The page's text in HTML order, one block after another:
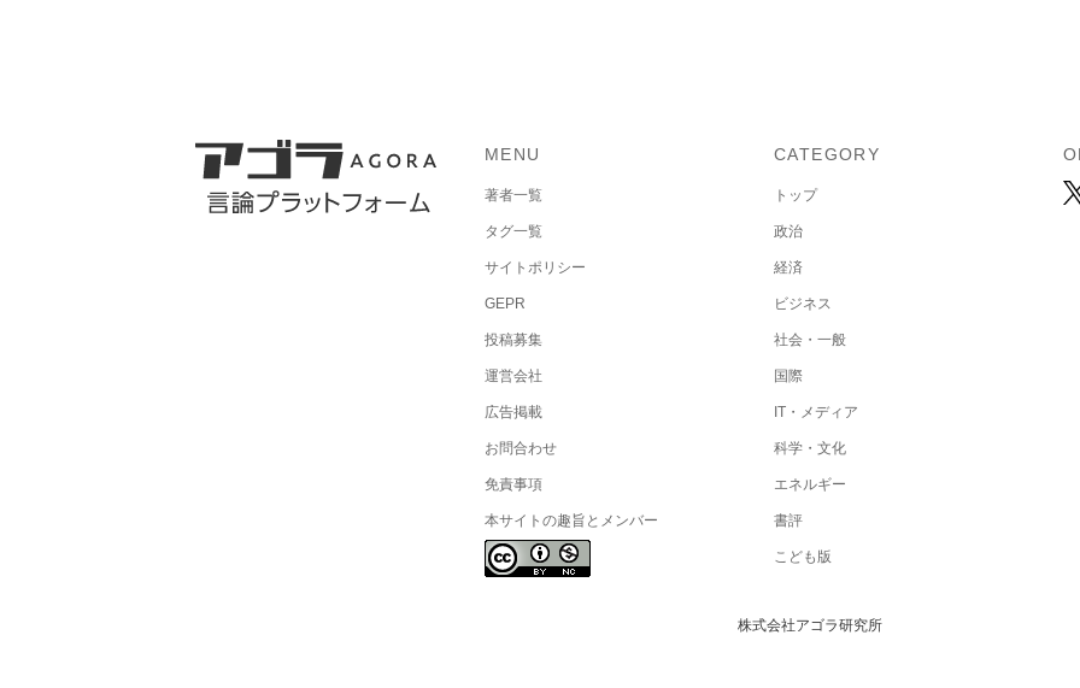
MENU
著者一覧
タグ一覧
サイトポリシー
GEPR
投稿募集
運営会社
広告掲載
お問合わせ
免責事項
本サイトの趣旨とメンバー
CATEGORY
トップ
政治
経済
ビジネス
社会・一般
国際
IT・メディア
科学・文化
エネルギー
書評
こども版
株式会社アゴラ研究所